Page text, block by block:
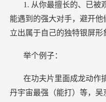
1. 从你最擅长的、已被
能遇到的强大对手，避开
立出属于自己的独特银屏形
举个例子：
在功夫片里面成龙动作
丹宇宙最强（能打）等，吴